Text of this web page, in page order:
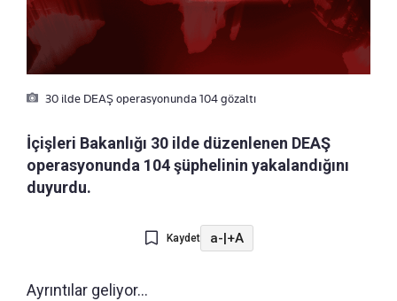
30 ilde DEAŞ operasyonunda 104 gözaltı
İçişleri Bakanlığı 30 ilde düzenlenen DEAŞ
operasyonunda 104 şüphelinin yakalandığını
duyurdu.
Kaydet a-|+A
Ayrıntılar geliyor...